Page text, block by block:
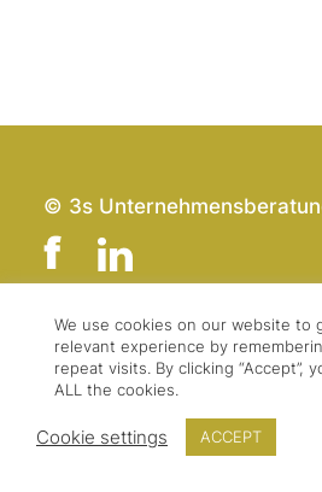
© 3s
Team
Kontakt
We use cookies on our website to
relevant experience by
repeat visits. By clicking “Accept”,
ALL the cookies.
Cookie settings ACCEPT